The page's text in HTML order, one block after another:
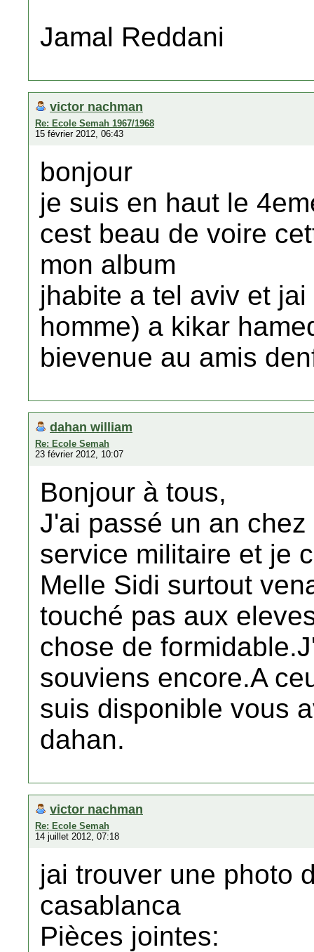
Jamal Reddani
victor nachman
Re: Ecole Semah 1967/1968
15 février 2012, 06:43
bonjour
je suis en haut le
cest beau de voire
mon album
jhabite a tel aviv et
homme) a kikar
bievenue au amis
dahan william
Re: Ecole Semah
23 février 2012, 10:07
Bonjour à tous,
J'ai passé un an
service militaire et je
Melle Sidi surtout
touché pas aux
chose de
souviens encore.A
suis disponible vous
dahan.
victor nachman
Re: Ecole Semah
14 juillet 2012, 07:18
jai trouver une photo
casablanca
Pièces jointes: